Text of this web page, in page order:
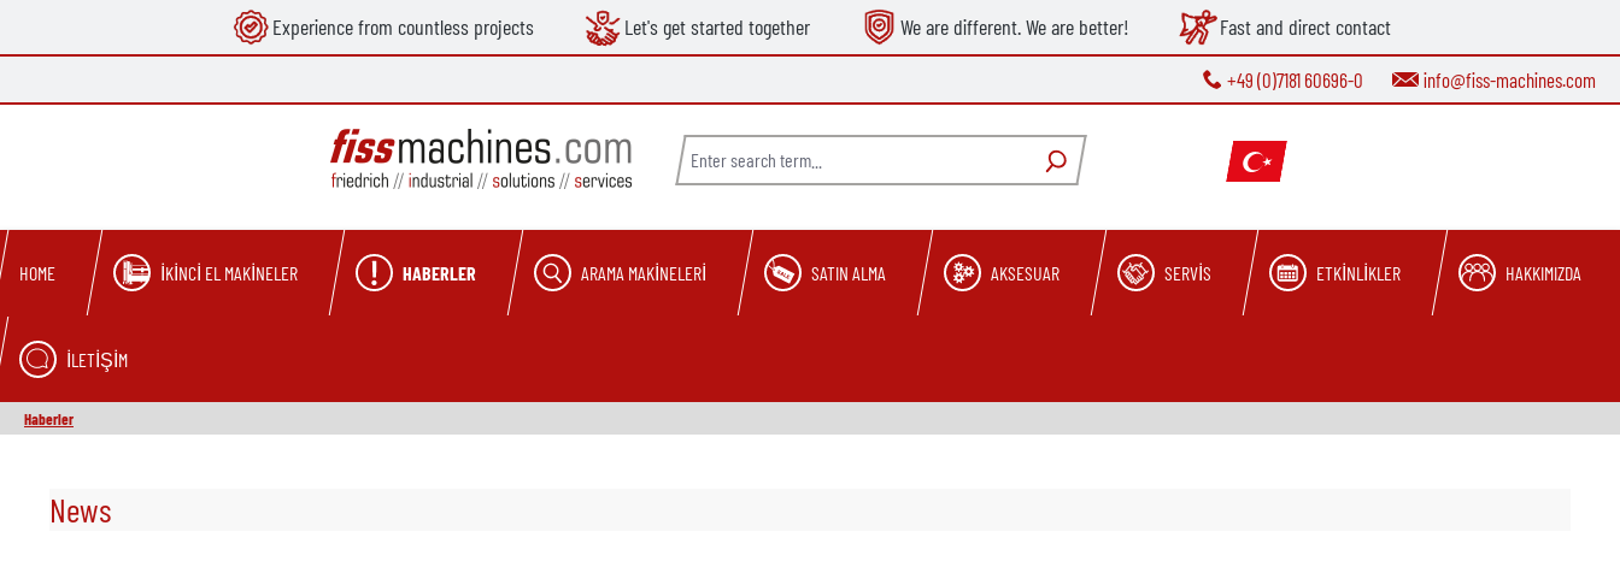
Skip to main navigation Experience from countless projects Let's get started together We are different. We are better! Fast and direct contact
+49 (0)7181 60696-0 info@fiss-machines.com
HOME İKINCI EL MAKINELER HABERLER ARAMA MAKINELERI SATIN ALMA AKSESUAR SERVIS ETKINLIKLER HAKKIMIZDA
İLETIŞIM
Haberler
News